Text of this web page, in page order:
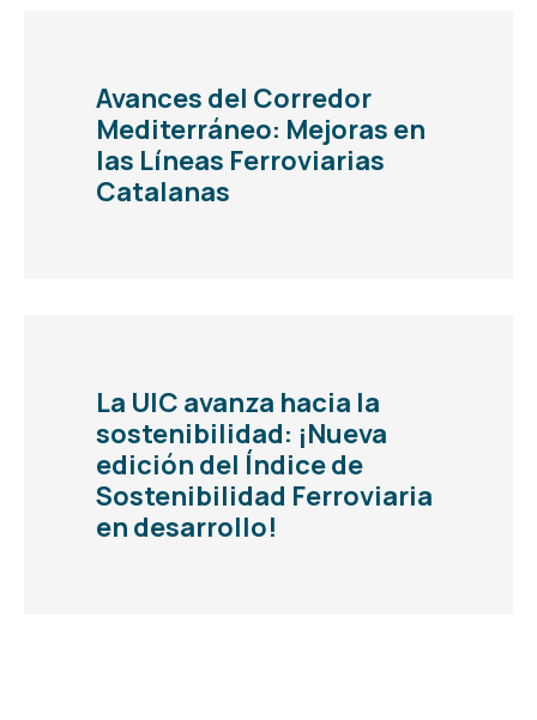
Avances del Corredor
Mediterráneo: Mejoras en
las Líneas Ferroviarias
Catalanas
La UIC avanza hacia la
sostenibilidad: ¡Nueva
edición del Índice de
Sostenibilidad Ferroviaria
en desarrollo!